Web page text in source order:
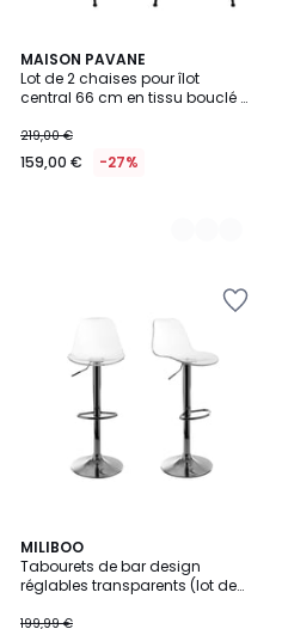
MAISON PAVANE
Lot de 2 chaises pour îlot
central 66 cm en tissu bouclé -
219,00 €
159,00 € -27%
2
Couleurs
MILIBOO
Tabourets de bar design
réglables transparents (lot de
199,99 €